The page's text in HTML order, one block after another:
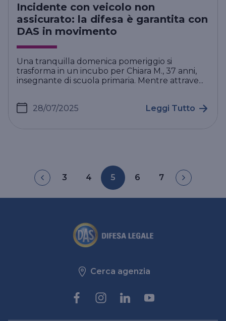
Incidente con veicolo non
assicurato: la difesa è garantita con
DAS in movimento
Una tranquilla domenica pomeriggio si
trasforma in un incubo per Chiara M., 37 anni,
insegnante di scuola primaria. Mentre attrave...
28/07/2025 Leggi Tutto
3 4 5 6 7
Cerca agenzia